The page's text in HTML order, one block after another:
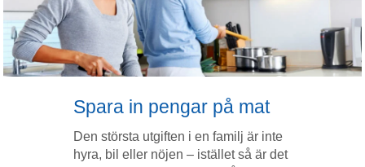
Spara in pengar på mat
Den största utgiften i en familj är inte
hyra, bil eller nöjen – istället så är det